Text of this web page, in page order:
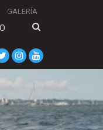
GALERÍA